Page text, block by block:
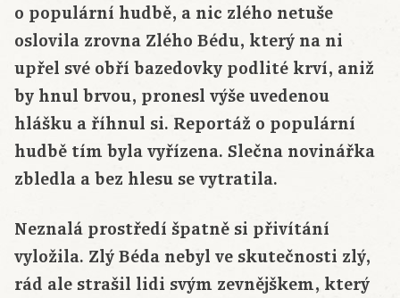
o populární hudbě, a nic zlého netuše
oslovila zrovna Zlého Bédu, který na ni
upřel své obří bazedovky podlité krví, aniž
by hnul brvou, pronesl výše uvedenou
hlášku a říhnul si. Reportáž o populární
hudbě tím byla vyřízena. Slečna novinářka
zbledla a bez hlesu se vytratila.
Neznalá prostředí špatně si přivítání
vyložila. Zlý Béda nebyl ve skutečnosti zlý,
rád ale strašil lidi svým zevnějškem, který